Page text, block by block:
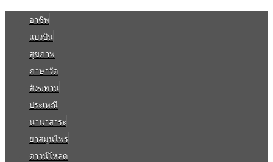
อาชีพ
แบ่งปัน
สุขภาพ
ภาษาวัด
สังฆทาน
ประเพณี
นานาสาระ
ยาสมุนไพร
ดาวน์โหลด